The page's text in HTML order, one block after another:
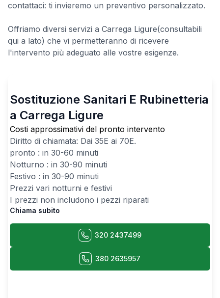
contattaci: ti invieremo un preventivo personalizzato.
Offriamo diversi servizi a Carrega Ligure(consultabili
qui a lato) che vi permetteranno di ricevere
l'intervento più adeguato alle vostre esigenze.
Sostituzione Sanitari E Rubinetteria
a Carrega Ligure
Costi approssimativi del pronto intervento
Diritto di chiamata: Dai 35E ai 70E.
pronto : in 30-60 minuti
Notturno : in 30-90 minuti
Festivo : in 30-90 minuti
Prezzi vari notturni e festivi
I prezzi non includono i pezzi riparati
Chiama subito
320 2437499
380 2635957